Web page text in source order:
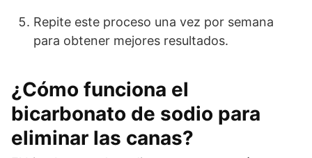
Repite este proceso una vez por semana
para obtener mejores resultados.
¿Cómo funciona el
bicarbonato de sodio para
eliminar las canas?